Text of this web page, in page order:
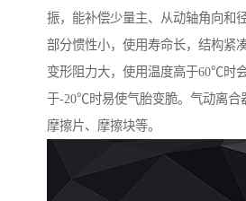
振，能补偿少量主、从动轴角向和
部分惯性小，使用寿命长，结构紧
变形阻力大，使用温度高于60℃时
于-20℃时易使气胎变脆。气动离合
摩擦片、摩擦块等。